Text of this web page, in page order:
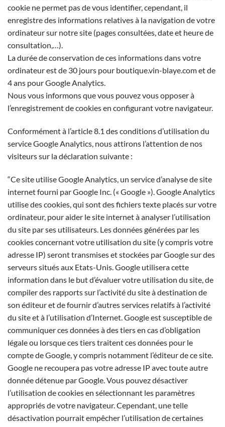
cookie ne permet pas de vous identifier, cependant, il
enregistre des informations relatives à la navigation de votre
ordinateur sur notre site (pages consultées, date et heure de
consultation,…).
La durée de conservation de ces informations dans votre
ordinateur est de 30 jours pour boutique.vin-blaye.com et de
4 ans pour Google Analytics.
Nous vous informons que vous pouvez vous opposer à
l’enregistrement de cookies en configurant votre navigateur.
Conformément à l’article 8.1 des conditions d’utilisation du
service Google Analytics, nous attirons l’attention de nos
visiteurs sur la déclaration suivante :
“Ce site utilise Google Analytics, un service d’analyse de site
internet fourni par Google Inc. (« Google »). Google Analytics
utilise des cookies, qui sont des fichiers texte placés sur votre
ordinateur, pour aider le site internet à analyser l’utilisation
du site par ses utilisateurs. Les données générées par les
cookies concernant votre utilisation du site (y compris votre
adresse IP) seront transmises et stockées par Google sur des
serveurs situés aux Etats-Unis. Google utilisera cette
information dans le but d’évaluer votre utilisation du site, de
compiler des rapports sur l’activité du site à destination de
son éditeur et de fournir d’autres services relatifs à l’activité
du site et à l’utilisation d’Internet. Google est susceptible de
communiquer ces données à des tiers en cas d’obligation
légale ou lorsque ces tiers traitent ces données pour le
compte de Google, y compris notamment l’éditeur de ce site.
Google ne recoupera pas votre adresse IP avec toute autre
donnée détenue par Google. Vous pouvez désactiver
l’utilisation de cookies en sélectionnant les paramètres
appropriés de votre navigateur. Cependant, une telle
désactivation pourrait empêcher l’utilisation de certaines